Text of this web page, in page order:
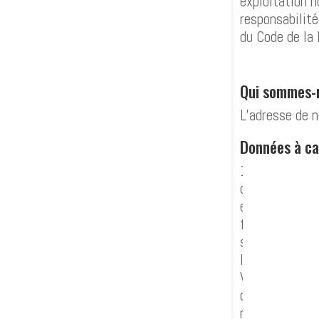
du Code de
Qui
L’adresse
Données à
1. Les
demandes
en ligne
formulaires
seront
leur(s)
VIDANGE &
contraire,
modalités